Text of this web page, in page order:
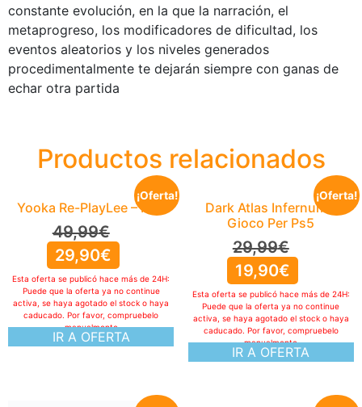
constante evolución, en la que la narración, el
metaprogreso, los modificadores de dificultad, los
eventos aleatorios y los niveles generados
procedimentalmente te dejarán siempre con ganas de
echar otra partida
Productos relacionados
¡Oferta!
Yooka Re-PlayLee – PS5
49,99€
29,90€
IR A OFERTA
Esta oferta se publicó hace más de 24H:
Puede que la oferta ya no continue
activa, se haya agotado el stock o haya
caducado. Por favor, compruebelo
manualmente
¡Oferta!
Dark Atlas Infernum –
Gioco Per Ps5
29,99€
19,90€
IR A OFERTA
Esta oferta se publicó hace más de 24H:
Puede que la oferta ya no continue
activa, se haya agotado el stock o haya
caducado. Por favor, compruebelo
manualmente